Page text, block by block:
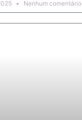
Nenhum comentário